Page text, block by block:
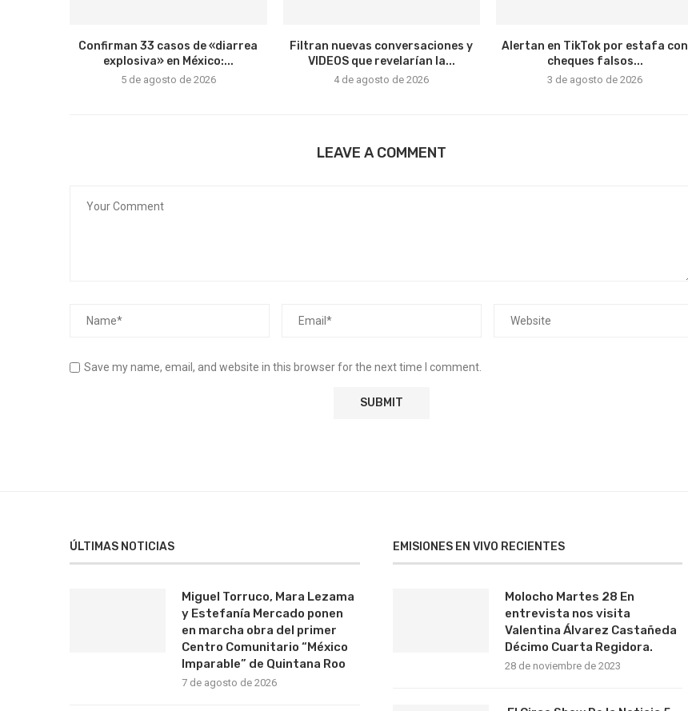
Confirman 33 casos de «diarrea
explosiva» en México:...
5 de agosto de 2026
Filtran nuevas conversaciones y
VIDEOS que revelarían la...
4 de agosto de 2026
Alertan en TikTok por estafa con
cheques falsos...
3 de agosto de 2026
LEAVE A COMMENT
Save my name, email, and website in this browser for the next time I comment.
ÚLTIMAS NOTICIAS
Miguel Torruco, Mara Lezama
y Estefanía Mercado ponen
en marcha obra del primer
Centro Comunitario “México
Imparable” de Quintana Roo
7 de agosto de 2026
EMISIONES EN VIVO RECIENTES
Molocho Martes 28 En
entrevista nos visita
Valentina Álvarez Castañeda
Décimo Cuarta Regidora.
28 de noviembre de 2023